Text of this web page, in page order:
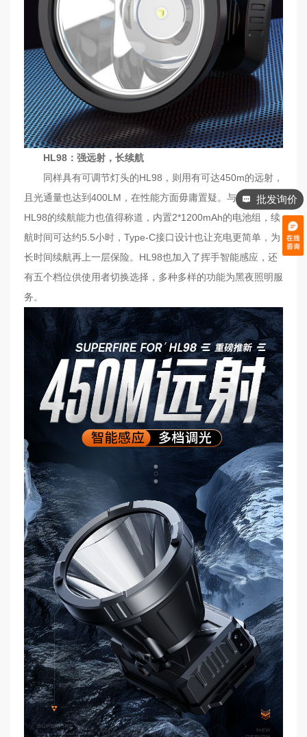
HL98：强远射，长续航
同样具有可调节灯头的HL98，则用有可达450m的远射，
且光通量也达到400LM，在性能方面毋庸置疑。与此同时，
HL98的续航能力也值得称道，内置2*1200mAh的电池组，续
航时间可达约5.5小时，Type-C接口设计也让充电更简单，为
长时间续航再上一层保险。HL98也加入了挥手智能感应，还
有五个档位供使用者切换选择，多种多样的功能为黑夜照明服
务。
批发询价